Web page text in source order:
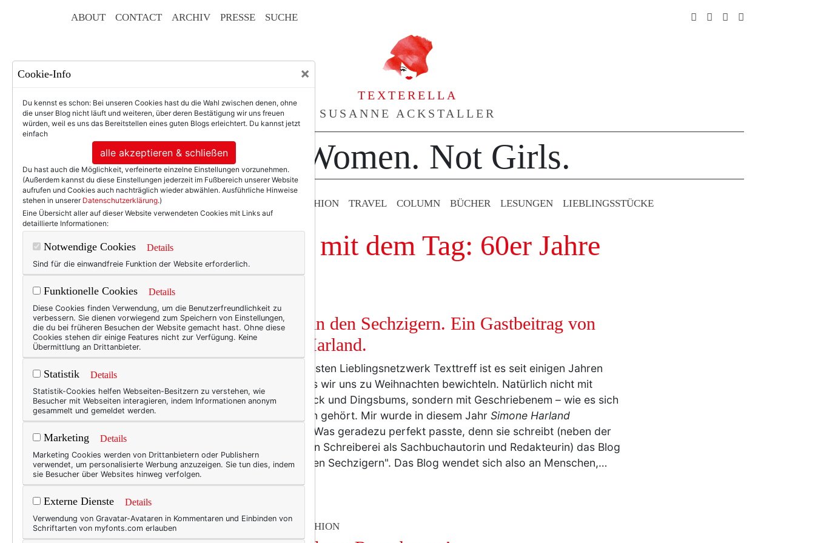
ABOUT CONTACT ARCHIV PRESSE SUCHE
TEXTERELLA
SUSANNE ACKSTALLER
For Women. Not Girls.
BEAUTY & FASHION TRAVEL COLUMN BÜCHER LESUNGEN LIEBLINGS­STÜCKE
Einträge mit dem Tag: 60er Jahre
WERBUNG
Geboren in den Sechzigern. Ein Gastbeitrag von
Simone Harland.
In meinem liebsten Lieblingsnetzwerk Texttreff ist es seit einigen Jahren
Tradition, dass wir uns zu Weihnachten bewichteln. Natürlich nicht mit
Schnickschnack und Dingsbums, sondern mit Geschriebenem – wie es sich
für Wortfrauen gehört. Mir wurde in diesem Jahr Simone Harland
zugewichtelt. Was geradezu perfekt passte, denn sie schreibt (neben der
professionellen Schreiberei als Sachbuchautorin und Redakteurin) das Blog
"Geboren in den Sechzigern". Das Blog wendet sich also an Menschen,…
BEAUTY & FASHION
Cookie-Info ×
Du kennst es schon: Bei unseren Cookies hast du die Wahl zwischen denen, ohne
die unser Blog nicht läuft und weiteren, über deren Bestätigung wir uns freuen
würden, weil es uns das Bereitstellen eines guten Blogs erleichtert. Du kannst jetzt
einfach
alle akzeptieren & schließen
Du hast auch die Möglichkeit, verfeinerte einzelne Einstellungen vorzunehmen.
(Außerdem kannst du diese Einstellungen jederzeit im Fußbereich unserer Website
aufrufen und Cookies auch nachträglich wieder abwählen. Ausführliche Hinweise
stehen in unserer Datenschutzerklärung.)
Eine Übersicht aller auf dieser Website verwendeten Cookies mit Links auf
detaillierte Informationen:
Notwendige Cookies Details
Sind für die einwandfreie Funktion der Website erforderlich.
Funktionelle Cookies Details
Diese Cookies finden Verwendung, um die Benutzerfreundlichkeit zu
verbessern. Sie dienen vorwiegend zum Speichern von Einstellungen,
die du bei früheren Besuchen der Website gemacht hast. Ohne diese
Cookies stehen dir einige Features nicht zur Verfügung. Keine
Übermittlung an Drittanbieter.
Statistik Details
Statistik-Cookies helfen Webseiten-Besitzern zu verstehen, wie
Besucher mit Webseiten interagieren, indem Informationen anonym
gesammelt und gemeldet werden.
Marketing Details
Marketing Cookies werden von Drittanbietern oder Publishern
verwendet, um personalisierte Werbung anzuzeigen. Sie tun dies, indem
sie Besucher über Websites hinweg verfolgen.
Externe Dienste Details
Verwendung von Gravatar-Avataren in Kommentaren und Einbinden von
Schriftarten von myfonts.com erlauben